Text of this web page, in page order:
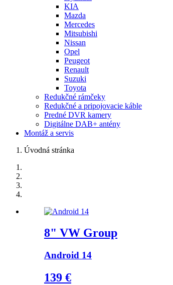
KIA
Mazda
Mercedes
Mitsubishi
Nissan
Opel
Peugeot
Renault
Suzuki
Toyota
Redukčné rámčeky
Redukčné a pripojovacie káble
Predné DVR kamery
Digitálne DAB+ antény
Montáž a servis
Úvodná stránka
8" VW Group
Android 14
139 €